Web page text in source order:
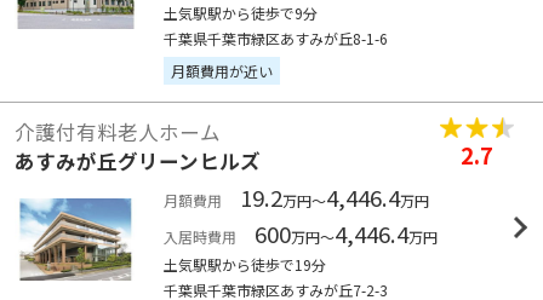
土気駅駅から徒歩で9分
千葉県千葉市緑区あすみが丘8-1-6
月額費用が近い
介護付有料老人ホーム
あすみが丘グリーンヒルズ
2.7
月額費用 19.2万円～4,446.4万円
入居時費用
600万円～4,446.4万円
土気駅駅から徒歩で19分
千葉県千葉市緑区あすみが丘7-2-3